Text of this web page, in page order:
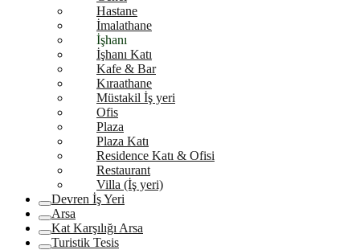
Hastane
İmalathane
İşhanı
İşhanı Katı
Kafe & Bar
Kıraathane
Müstakil İş yeri
Ofis
Plaza
Plaza Katı
Residence Katı & Ofisi
Restaurant
Villa (İş yeri)
Devren İş Yeri
Arsa
Kat Karşılığı Arsa
Turistik Tesis